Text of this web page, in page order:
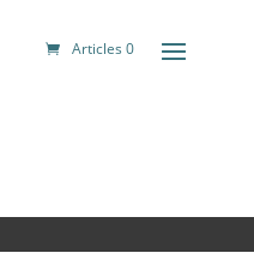
Articles 0